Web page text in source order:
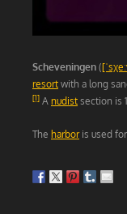
Scheveningen (
resort with a long
[1] A nudist section is
The harboris used